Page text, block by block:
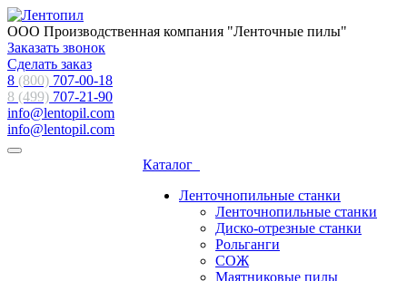
ООО Производственная компания "Ленточные пилы"
Заказать звонок
Сделать заказ
8 (800) 707-00-18
8 (499) 707-21-90
info@lentopil.com
info@lentopil.com
Каталог
Ленточнопильные станки
Ленточнопильные станки
Диско-отрезные станки
Рольганги
СОЖ
Маятниковые пилы